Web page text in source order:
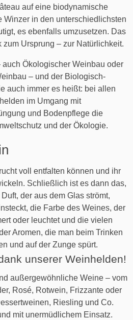
teau auf einebiodynamische
Winzer in den unterschiedlichsten
es ebenfalls umzusetzen. Das
Ursprung – zur Natürlichkeit.
auch Ökologischer Weinbau oder
– und der Biologisch-
auch immer es heißt: bei allen
im Umgang mit
und Bodenpflege die
und der Ökologie.
voll entfalten können und ihr
Schließlich ist es dann das,
der aus dem Glas strömt,
die Farbe des Weines, der
oder leuchtet und die vielen
Aromen, die man beim Trinken
und auf der Zunge spürt.
unserer Weinhelden!
außergewöhnliche Weine – vom
Rosé, Rotwein, Frizzante oder
Riesling und Co.
mit unermüdlichem Einsatz.